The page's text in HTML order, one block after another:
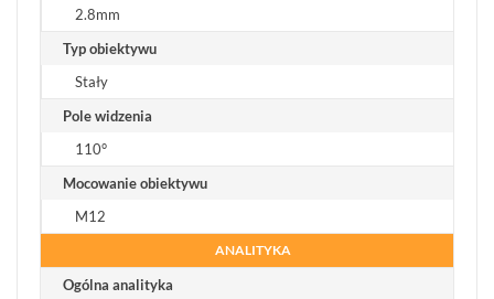
2.8mm
Typ obiektywu
Stały
Pole widzenia
110°
Mocowanie obiektywu
M12
ANALITYKA
Ogólna analityka